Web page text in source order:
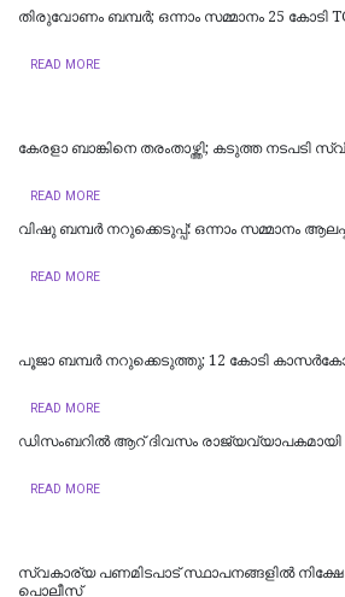
തിരുവോണം ബമ്പർ; ഒന്നാം സമ്മാനം 25 കോടി
READ MORE
കേരളാ ബാങ്കിനെ തരംതാഴ്ത്തി; കടുത്ത നടപടി
READ MORE
വിഷു ബമ്പർ നറുക്കെടുപ്പ്: ഒന്നാം സമ്മാനം
READ MORE
പൂജാ ബമ്പർ നറുക്കെടുത്തു; 12 കോടി കാസര്‍കോട്
READ MORE
ഡിസംബറിൽ ആറ് ദിവസം രാജ്യവ്യാപകമായി
READ MORE
സ്വകാര്യ പണമിടപാട് സ്ഥാപനങ്ങളില്‍
പൊലീസ്